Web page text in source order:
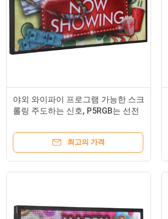
야외 와이파이 프로그램 가능한 스크
롤링 주도하는 신호, P5RGB는 선전
최고의 가격